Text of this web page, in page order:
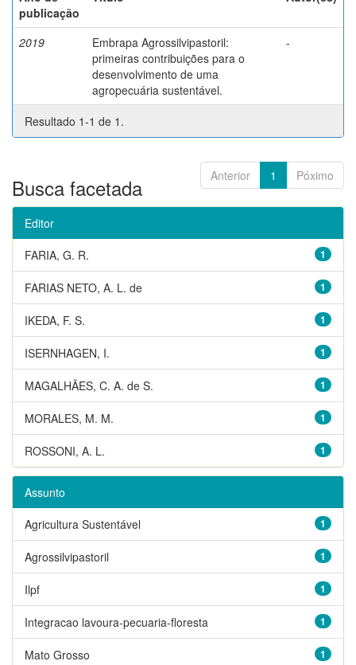
publicação
2019
Embrapa Agrossilvipastoril:
primeiras contribuições para o
desenvolvimento de uma
agropecuária sustentável.
-
Resultado 1-1 de 1.
Anterior 1 Póximo
Busca facetada
Editor
1
FARIA, G. R.
1
FARIAS NETO, A. L. de
1
IKEDA, F. S.
1
ISERNHAGEN, I.
1
MAGALHÃES, C. A. de S.
1
MORALES, M. M.
1
ROSSONI, A. L.
Assunto
1
Agricultura Sustentável
1
Agrossilvipastoril
1
Ilpf
1
Integracao lavoura-pecuaria-floresta
1
Mato Grosso